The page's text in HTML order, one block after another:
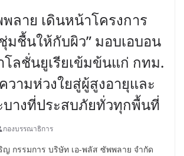
ลาย เดินหน้าโครงการ
มชื้นให้กับผิว” มอบเอบอน
โลชั่นยูเรียเข้มข้นแก่ กทม.
วามห่วงใยสู่ผู้สูงอายุและ
บางที่ประสบภัยทั่วทุกพื้นที่
กองบรรณาธิการ
ญ กรรมการ บริษัท เอ-พลัส ซัพพลาย จำกัด